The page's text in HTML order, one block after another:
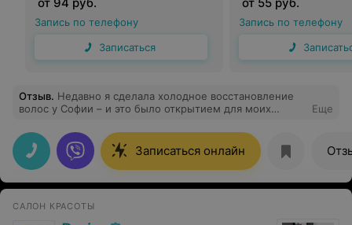
Запись по телефону
Записаться
Запись по телефону
Отзыв. Недавно я сделала холодное восстановление
волос у Софии – и это было открытием для моих
эксперт: она подробно объяснила процедуру,
подобрала средства под мой тип волос (сухие кончики
и пористость), и весь процесс прошёл хорошо.
Результат – вау! Волосы стали шелковистыми,
блестящими. Держится эффект отлично . Атмосфера в
красоту. София, вы спасли мои волосы! Обязательно
вернусь и всем советую: если хотите натуральное
Еще
Записаться онлайн
САЛОН КРАСОТЫ